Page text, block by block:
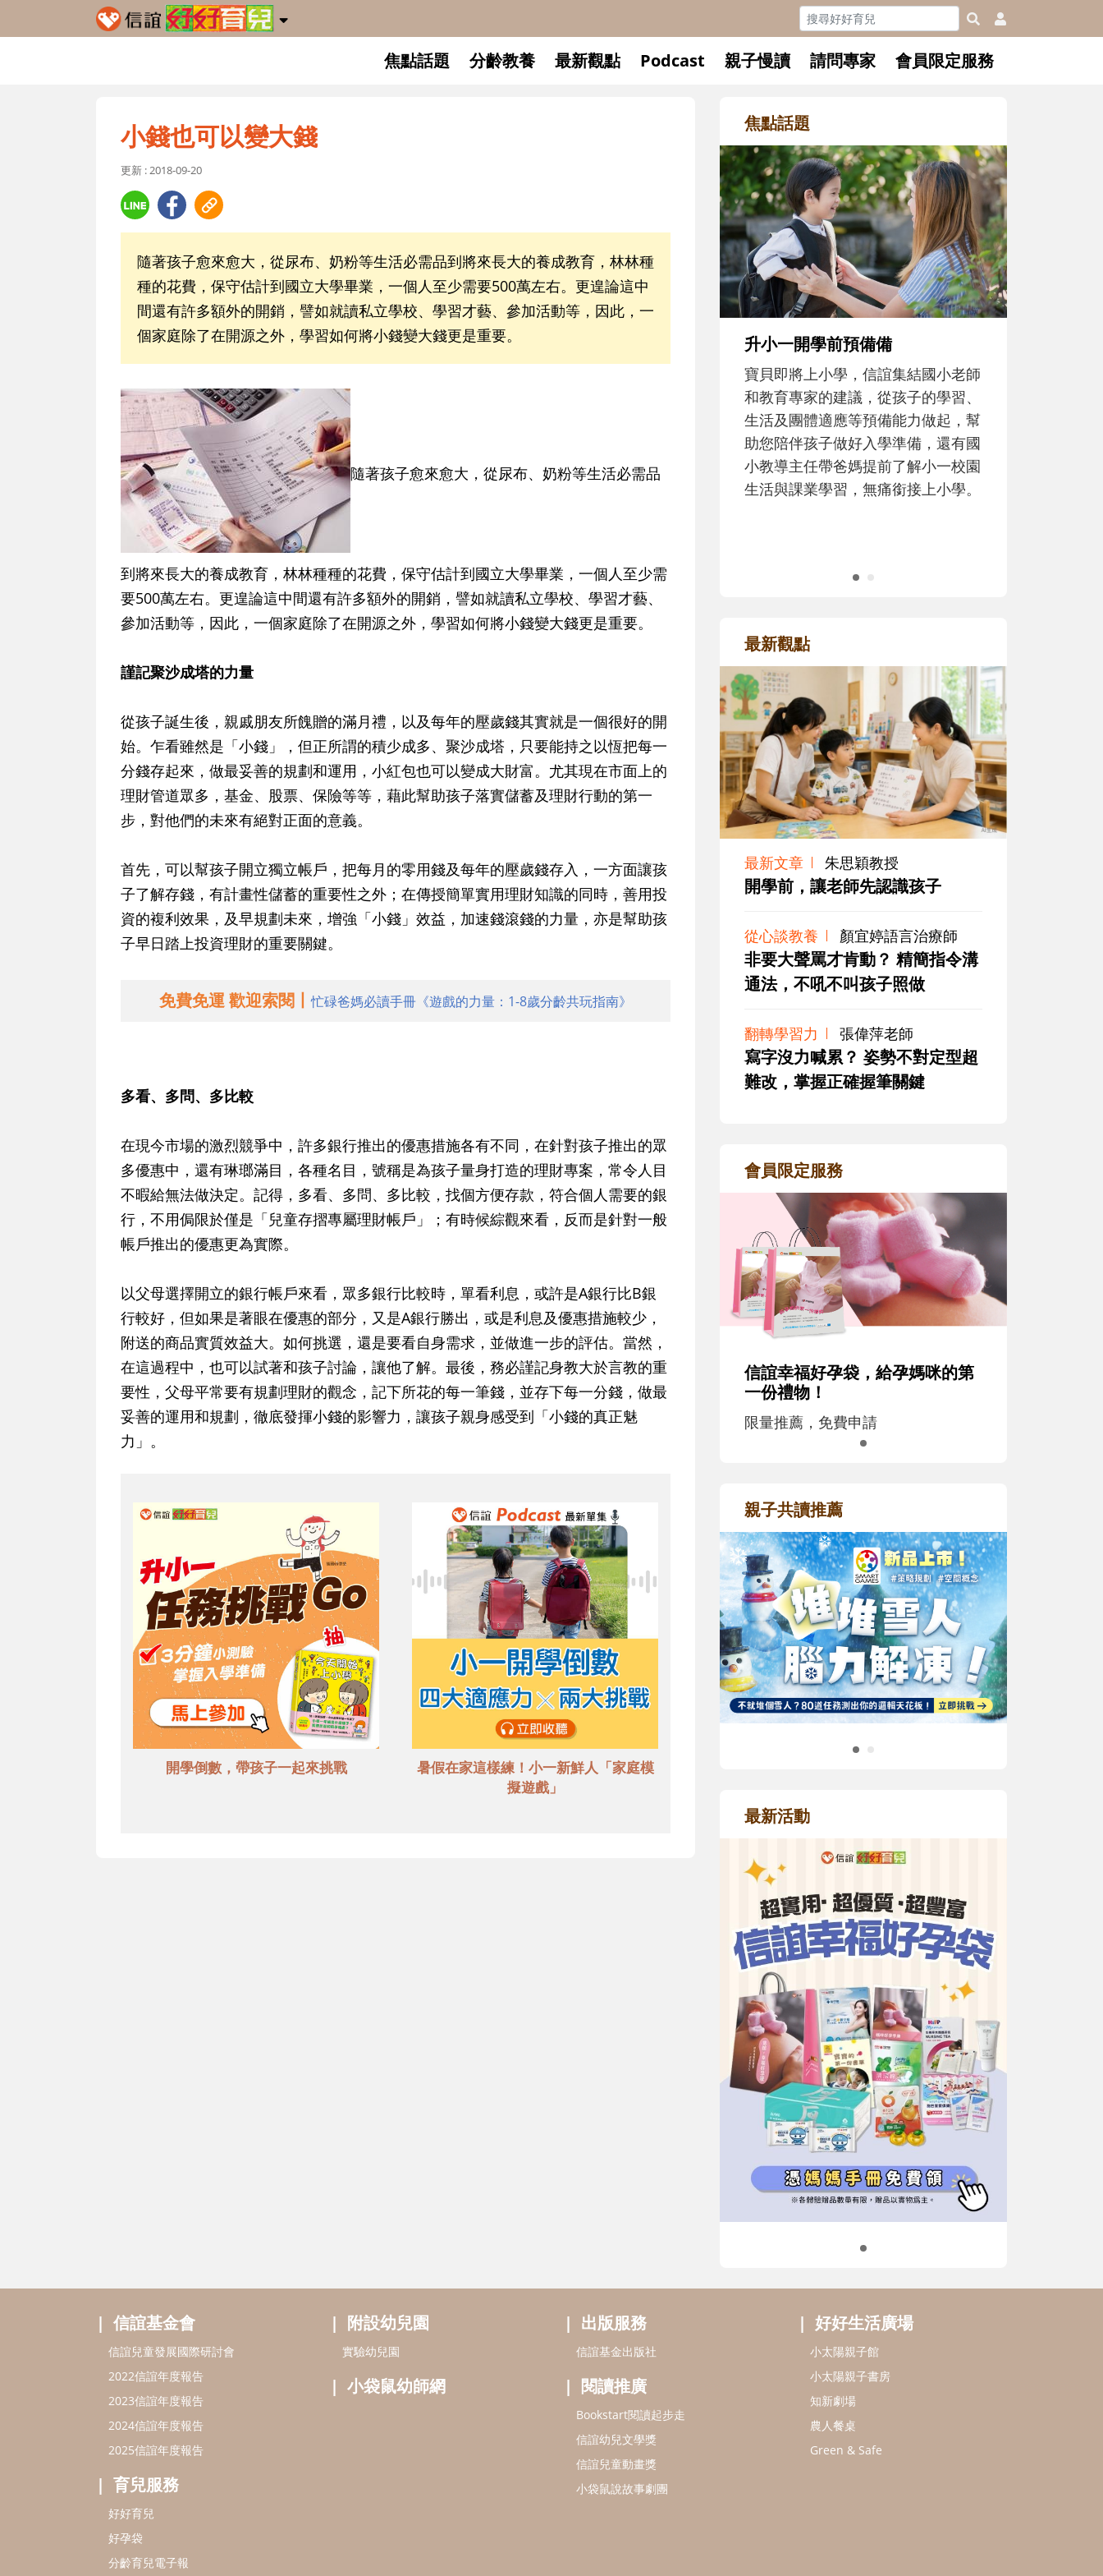
焦點話題 分齡教養 最新觀點 Podcast 親子慢讀 請問專家 會員限定服務
小錢也可以變大錢
更新 : 2018-09-20
隨著孩子愈來愈大，從尿布、奶粉等生活必需品到將來長大的養成教育，林林種
種的花費，保守估計到國立大學畢業，一個人至少需要500萬左右。更遑論這中
間還有許多額外的開銷，譬如就讀私立學校、學習才藝、參加活動等，因此，一
個家庭除了在開源之外，學習如何將小錢變大錢更是重要。
隨著孩子愈來愈大，從尿布、奶粉等生活必需品
到將來長大的養成教育，林林種種的花費，保守估計到國立大學畢業，一個人至少需
要500萬左右。更遑論這中間還有許多額外的開銷，譬如就讀私立學校、學習才藝、
參加活動等，因此，一個家庭除了在開源之外，學習如何將小錢變大錢更是重要。
謹記聚沙成塔的力量
從孩子誕生後，親戚朋友所餽贈的滿月禮，以及每年的壓歲錢其實就是一個很好的開
始。乍看雖然是「小錢」，但正所謂的積少成多、聚沙成塔，只要能持之以恆把每一
分錢存起來，做最妥善的規劃和運用，小紅包也可以變成大財富。尤其現在市面上的
理財管道眾多，基金、股票、保險等等，藉此幫助孩子落實儲蓄及理財行動的第一
步，對他們的未來有絕對正面的意義。
首先，可以幫孩子開立獨立帳戶，把每月的零用錢及每年的壓歲錢存入，一方面讓孩
子了解存錢，有計畫性儲蓄的重要性之外；在傳授簡單實用理財知識的同時，善用投
資的複利效果，及早規劃未來，增強「小錢」效益，加速錢滾錢的力量，亦是幫助孩
子早日踏上投資理財的重要關鍵。
免費免運 歡迎索閱丨忙碌爸媽必讀手冊《遊戲的力量：1-8歲分齡共玩指南》
多看、多問、多比較
在現今市場的激烈競爭中，許多銀行推出的優惠措施各有不同，在針對孩子推出的眾
多優惠中，還有琳瑯滿目，各種名目，號稱是為孩子量身打造的理財專案，常令人目
不暇給無法做決定。記得，多看、多問、多比較，找個方便存款，符合個人需要的銀
行，不用侷限於僅是「兒童存摺專屬理財帳戶」；有時候綜觀來看，反而是針對一般
帳戶推出的優惠更為實際。
以父母選擇開立的銀行帳戶來看，眾多銀行比較時，單看利息，或許是A銀行比B銀
行較好，但如果是著眼在優惠的部分，又是A銀行勝出，或是利息及優惠措施較少，
附送的商品實質效益大。如何挑選，還是要看自身需求，並做進一步的評估。當然，
在這過程中，也可以試著和孩子討論，讓他了解。最後，務必謹記身教大於言教的重
要性，父母平常要有規劃理財的觀念，記下所花的每一筆錢，並存下每一分錢，做最
妥善的運用和規劃，徹底發揮小錢的影響力，讓孩子親身感受到「小錢的真正魅
力」。
開學倒數，帶孩子一起來挑戰
暑假在家這樣練！小一新鮮人「家庭模
擬遊戲」
焦點話題
升小一開學前預備備
小教導主任帶爸媽提前了解小一校園
和孩子一起長大的那個男人│讀
懂父親的不同模樣
沒有人天生就擅長當爸爸！男人總是
在一次次「前所未有」的體驗中，跟
著孩子一起長大。從給予安全感的肢
體遊戲，到獨立自主、角色認同及解
決問題的能力養成。爸爸正嘗試用不
同的模樣，參與孩子每個重要的成長
歷程。
最新觀點
最新文章 朱思穎教授
開學前，讓老師先認識孩子
從心談教養 顏宜婷語言治療師
非要大聲罵才肯動？ 精簡指令溝
通法，不吼不叫孩子照做
翻轉學習力 張偉萍老師
寫字沒力喊累？ 姿勢不對定型超
難改，掌握正確握筆關鍵
會員限定服務
信誼幸福好孕袋，給孕媽咪的第
一份禮物！
限量推薦，免費申請
親子共讀推薦
最新活動
信誼基金會
信誼兒童發展國際研討會
2022信誼年度報告
2023信誼年度報告
2024信誼年度報告
2025信誼年度報告
育兒服務
好好育兒
好孕袋
分齡育兒電子報
附設幼兒園
實驗幼兒園
小袋鼠幼師網
出版服務
信誼基金出版社
閱讀推廣
Bookstart閱讀起步走
信誼幼兒文學獎
信誼兒童動畫獎
小袋鼠說故事劇團
好好生活廣場
小太陽親子館
小太陽親子書房
知新劇場
農人餐桌
Green & Safe